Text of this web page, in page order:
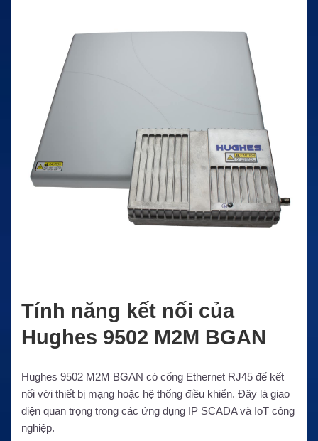
Tính năng kết nối của
Hughes 9502 M2M BGAN
Hughes 9502 M2M BGAN có cổng Ethernet RJ45 để kết
nối với thiết bị mạng hoặc hệ thống điều khiển. Đây là giao
diện quan trọng trong các ứng dụng IP SCADA và IoT công
nghiệp.